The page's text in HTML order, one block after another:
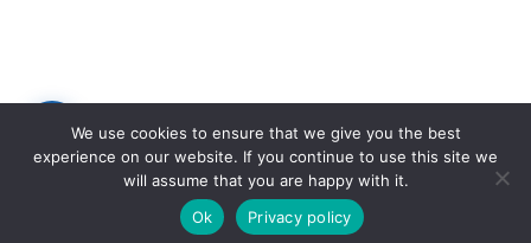
We use cookies to ensure that we give you the best
experience on our website. If you continue to use this site we
will assume that you are happy with it.
Ok
Privacy policy